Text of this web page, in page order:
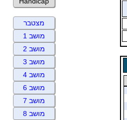
מצטבר
מושב 1
מושב 2
מושב 3
מושב 4
מושב 6
מושב 7
מושב 8